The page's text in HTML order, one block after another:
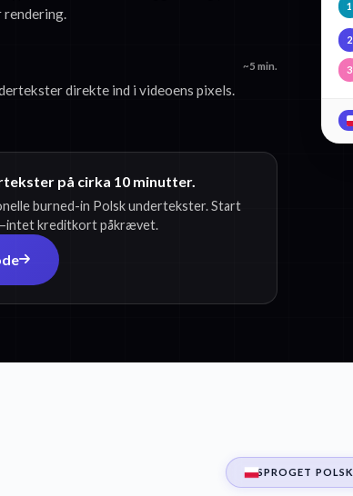
rendering.
~5 min.
direkte ind i videoens pixels.
på cirka 10 minutter.
burned-in Polsk undertekster. Start
kreditkort påkrævet.
1
2
3
SPROGET POLSK